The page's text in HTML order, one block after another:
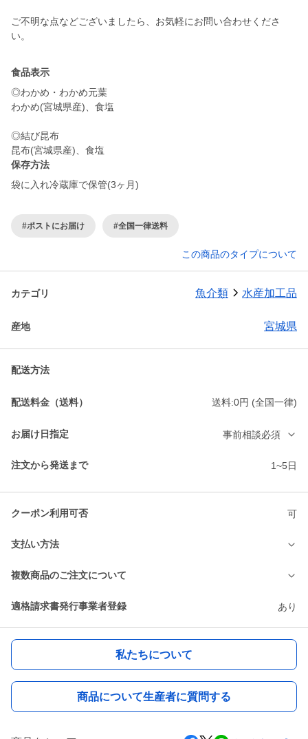
ご不明な点などございましたら、お気軽にお問い合わせくださ
い。
食品表示
◎わかめ・わかめ元葉
わかめ(宮城県産)、食塩
◎結び昆布
保存方法
袋に入れ冷蔵庫で保管(3ヶ月)
#ポストにお届け #全国一律送料
この商品のタイプについて
カテゴリ 魚介類 水産加工品
産地 宮城県
配送方法
配送料金（送料） 送料:0円 (全国一律)
お届け日指定 事前相談必須
注文から発送まで 1~5日
クーポン利用可否 可
支払い方法
複数商品のご注文について
適格請求書発行事業者登録 あり
私たちについて
商品について生産者に質問する